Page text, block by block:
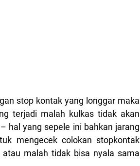
stop kontak yang longgar maka
terjadi malah kulkas tidak akan
hal yang sepele ini bahkan jarang
mengecek colokan stopkontak
malah tidak bisa nyala sama